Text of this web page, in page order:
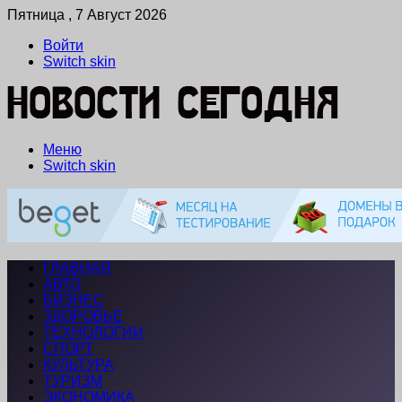
Пятница , 7 Август 2026
Войти
Switch skin
Меню
Switch skin
ГЛАВНАЯ
АВТО
БИЗНЕС
ЗДОРОВЬЕ
ТЕХНОЛОГИИ
СПОРТ
КУЛЬТУРА
ТУРИЗМ
ЭКОНОМИКА